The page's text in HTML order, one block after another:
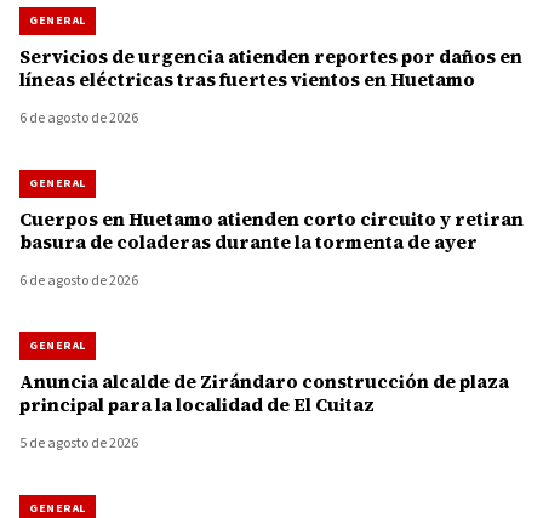
GENERAL
Servicios de urgencia atienden reportes por daños en
líneas eléctricas tras fuertes vientos en Huetamo
6 de agosto de 2026
GENERAL
Cuerpos en Huetamo atienden corto circuito y retiran
basura de coladeras durante la tormenta de ayer
6 de agosto de 2026
GENERAL
Anuncia alcalde de Zirándaro construcción de plaza
principal para la localidad de El Cuitaz
5 de agosto de 2026
GENERAL